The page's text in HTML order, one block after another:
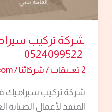
شركة تركيب
|0524099522
2 تعليقات /شركائنا/
شركة تركيب سيراميك
المنقذ لأعمال الصيانة